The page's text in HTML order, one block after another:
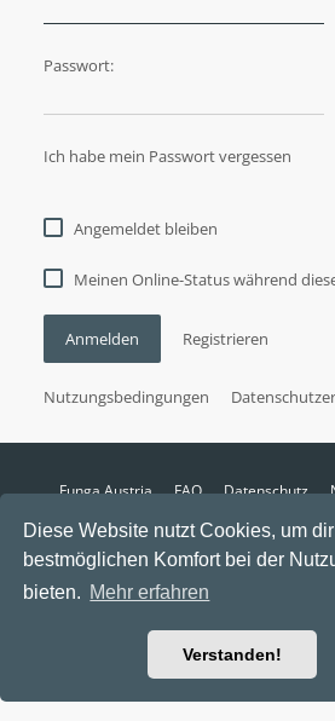
Diese Website nutzt Cookies, um
bestmöglichen Komfort bei der
bieten. Mehr erfahren
Verstanden!
Passwort:
Ich habe mein Passwort vergessen
Angemeldet bleiben
Meinen Online-Status während
Anmelden Registrieren
Nutzungsbedingungen
Funga Austria FAQ Datenschutz
Alle Zeiten sind
Aktuelle Zeit: 8. August
Powered byphpBB
Ravaio Theme by